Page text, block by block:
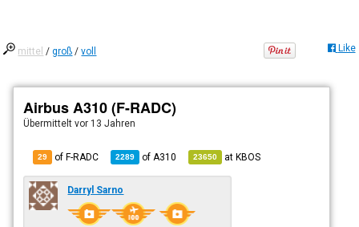
mittel /groß /voll Like
Airbus A310 (F-RADC)
Übermitteltvor 13 Jahren
29 of F-RADC 2289 of A310 23650 atKBOS
Darryl Sarno